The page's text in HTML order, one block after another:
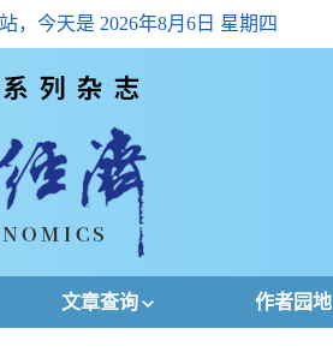
，今天是 2026年8月6日 星期四
文章查询 作者园地